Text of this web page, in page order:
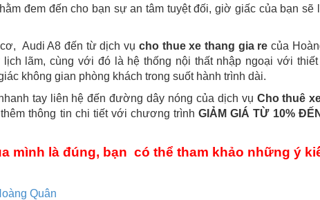
đem đến cho bạn sự an tâm tuyệt đối, giờ giấc của bạn sẽ
Audi A8 đến từ dịch vụ cho thue xe thang gia re của
lãm, cùng với đó là hệ thống nội thất nhập ngoại với
không gian phòng khách trong suốt hành trình dài.
tay liên hệ đến đường dây nóng của dịch vụ Cho thuê
thông tin chi tiết với chương trình GIẢM GIÁ TỪ 10%
mình là đúng, bạn có thể tham khảo những ý
Quân